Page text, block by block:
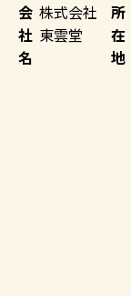
会
社
名
株式会社
東雲堂
所
在
地